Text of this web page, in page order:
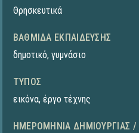
Θρησκευτικά
ΒΑΘΜΊΔΑ ΕΚΠΑΊΔΕΥΣΗΣ
δημοτικό, γυμνάσιο
ΤΎΠΟΣ
εικόνα, έργο τέχνης
ΗΜΕΡΟΜΗΝΊΑ ΔΗΜΙΟΥΡΓΊΑΣ